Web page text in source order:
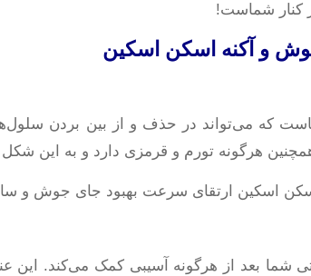
کنار شماست!
و آکنه اسکن اسکین
که می‌تواند در حذف و از بین بردن
هرگونه تورم و قرمزی دارد و به این
اسکین ارتقای سرعت بهبود جای جوش و
شما بعد از هرگونه آسیبی کمک می‌کند.